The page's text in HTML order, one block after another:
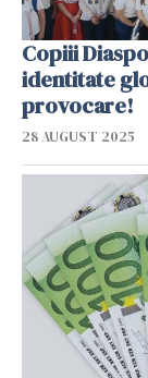
Copiii
identitate
provocare!
28 AUGUST 2025